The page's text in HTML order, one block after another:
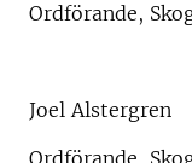
Ordförande,
Joel Alstergren